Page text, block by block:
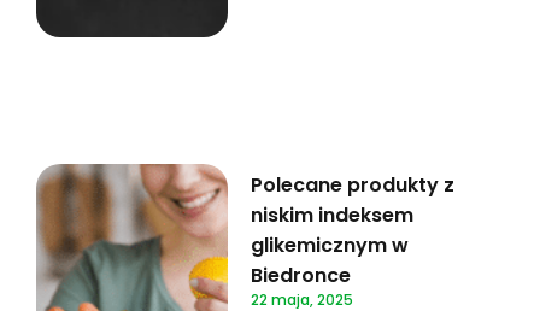
Polecane produkty z
niskim indeksem
glikemicznym w
Biedronce
22 maja, 2025